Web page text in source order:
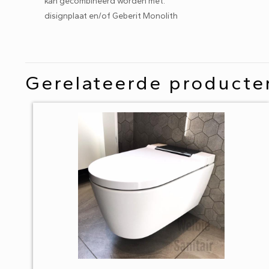
disignplaat en/of Geberit Monolith
Gerelateerde